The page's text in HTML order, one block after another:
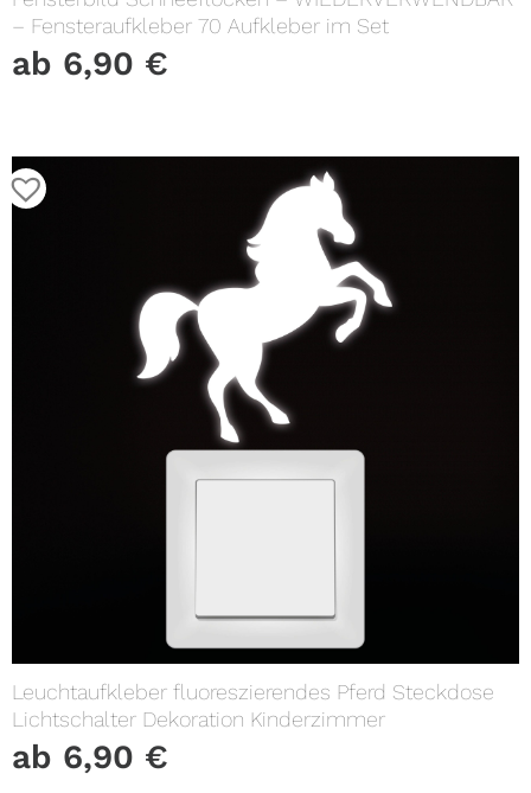
– Fensteraufkleber 70 Aufkleber im Set
ab 6,90 €
Leuchtaufkleber fluoreszierendes Pferd Steckdose
Lichtschalter Dekoration Kinderzimmer
ab 6,90 €